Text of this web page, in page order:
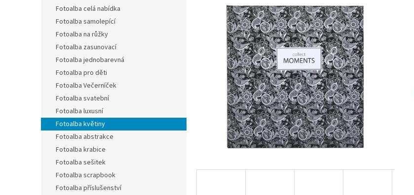
Fotoalba celá nabídka
Fotoalba samolepící
Fotoalba na růžky
Fotoalba zasunovací
Fotoalba jednobarevná
Fotoalba pro děti
Fotoalba Večerníček
Fotoalba svatební
Fotoalba luxusní
Fotoalba květiny
Fotoalba abstrakce
Fotoalba krabice
Fotoalba sešitek
Fotoalba scrapbook
Fotoalba příslušenství
hvězdiček.